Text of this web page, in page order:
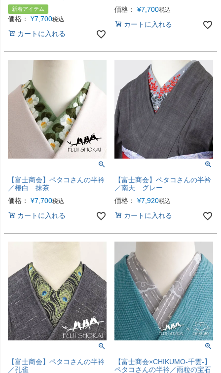
新着アイテム
価格： ¥7,700税込
カートに入れる
価格：
¥7,700税込
カートに入れる
【富士商会】ペタコさんの半衿
／椿白 抹茶
価格：
¥7,700税込
カートに入れる
【富士商会】ペタコさんの半衿
／南天 グレー
価格：
¥7,920税込
カートに入れる
【富士商会】ペタコさんの半衿
／孔雀
【富士商会×CHIKUMO-千雲-】
ペタコさんの半衿／雨粒の宝石